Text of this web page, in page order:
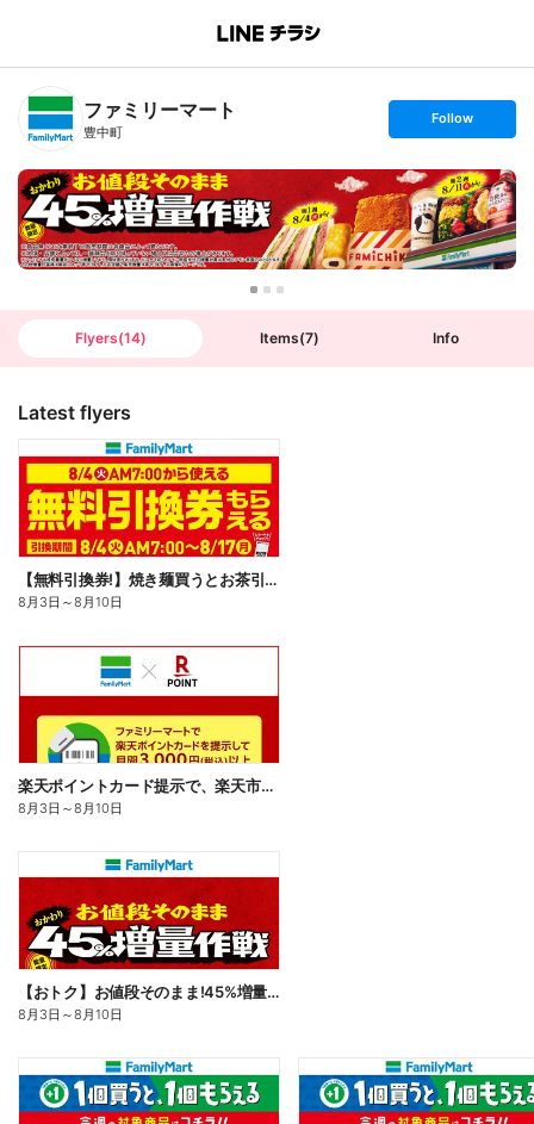
B
n
T
ファミリーマート
豊中町
s
t
o
l
l
o
w
Follow
Flyers(14) Items(7) Info
Latest flyers
【無料引換券!】焼き麺買うとお茶引換券貰える!
8月3日 ～8月10日
楽天ポイントカード提示で、楽天市場でのお買い物がおトクに!
8月3日 ～8月10日
【おトク】お値段そのまま!45%増量作戦!
8月3日 ～8月10日